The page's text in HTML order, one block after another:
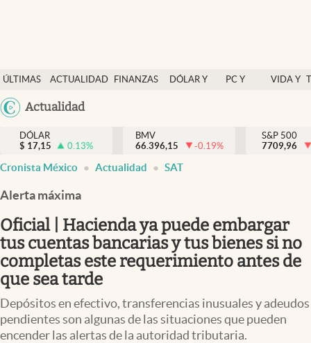
ÚLTIMAS
NOTICIAS
ACTUALIDAD
FINANZAS
DÓLAR Y
PC Y
VIDA Y
México
Actualidad
Actualidad
Finanzas y economía
Dólar y mercados
Pc y celular
Vida y estilo
Tv
Clima
DÓLAR
$ 17,15 0.13%
BMV
66.396,15
-0.19%
S&P 500
7709,96
Cronista México Actualidad SAT
Alerta máxima
Oficial | Hacienda ya puede embargar
tus cuentas bancarias y tus bienes si no
completas este requerimiento antes de
que sea tarde
Depósitos en efectivo, transferencias inusuales y adeudos
pendientes son algunas de las situaciones que pueden
encender las alertas de la autoridad tributaria.